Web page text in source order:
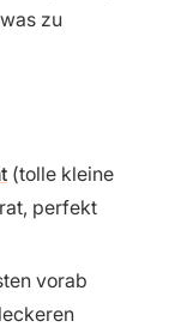
zu
(tolle kleine
perfekt
vorab